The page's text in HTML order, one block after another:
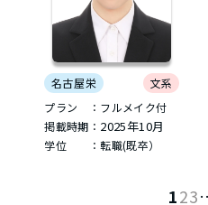
名古屋栄
文系
プラン ：フルメイク付
掲載時期： 2025年10月
学位 ：転職(既卒）
123